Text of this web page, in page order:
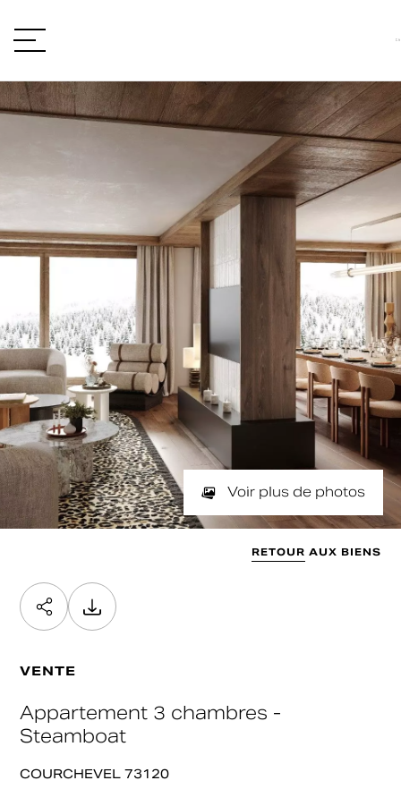
VOTRE PROJET
Type de projet
TYPE DE BIEN
type de bien
min / max
VOTRE BUDGET
Min Max
Valider
PIÈCES
min / max
NOMBRE DE PIÈCES
Min Max
SURFACE
min / max
SURFACE SOUHAITÉE
Min Max
Voir plus de photos
RETOUR AUX BIENS
VENTE
Appartement 3 chambres -
Steamboat
COURCHEVEL 73120